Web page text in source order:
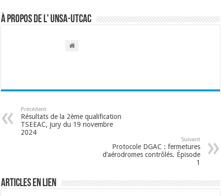
À propos de l' UNSA-UTCAC
Précédent
Résultats de la 2ème qualification
TSEEAC, jury du 19 novembre
2024
Suivant
Protocole DGAC : fermetures
d’aérodromes contrôlés. Épisode
1
Articles en lien